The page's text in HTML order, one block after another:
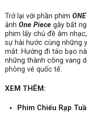
Trở lại với phần phim
ảnh One Piece gây bất
phim lấy chủ đề âm
sự hài hước cùng những
mắt. Hướng đi táo bạo
những thành công vang
phòng vé quốc tế.
XEM THÊM:
Phim Chiếu Rạp